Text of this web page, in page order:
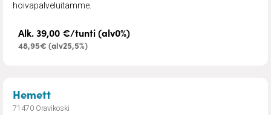
hoivapalveluitamme.
Alk. 39,00 €/tunti (alv0%)
48,95€ (alv25,5%)
Hemett– Vammaisten henkilökohtainen apu
71470 Oravikoski